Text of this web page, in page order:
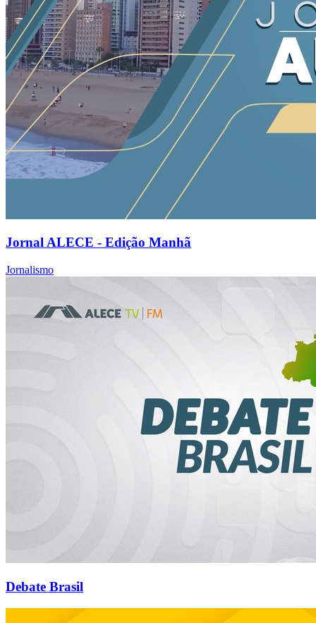
Jornal ALECE - Edição Manhã
Jornalismo
Debate Brasil